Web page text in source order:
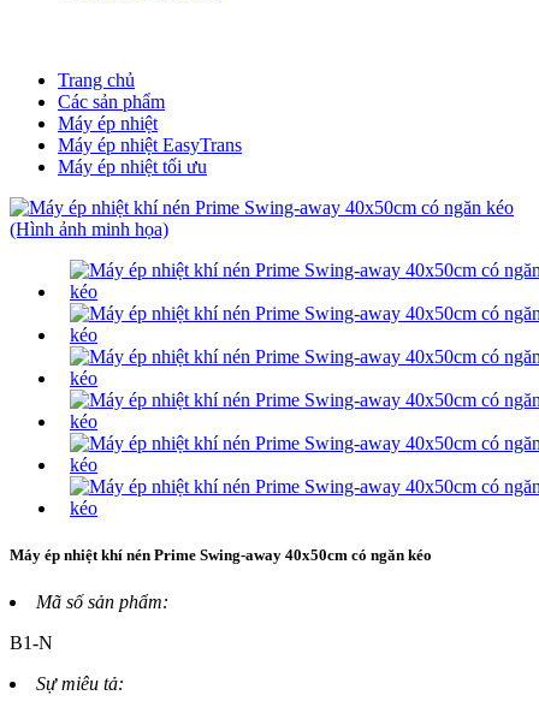
Trang chủ
Các sản phẩm
Máy ép nhiệt
Máy ép nhiệt EasyTrans
Máy ép nhiệt tối ưu
Máy ép nhiệt khí nén Prime Swing-away 40x50cm có ngăn kéo
Mã số sản phẩm:
B1-N
Sự miêu tả: